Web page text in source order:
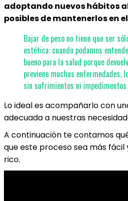
adoptando nuevos hábitos
posibles de mantenerlos en
Bajar de peso no tiene que ser
estética: cuando podamos
bueno para la salud porque
previene muchas enfermedades,
sin sufrimientos ni impedimentos
Lo ideal es acompañarlo con
adecuada a nuestras
A continuación te contamos
que este proceso sea más
rico.